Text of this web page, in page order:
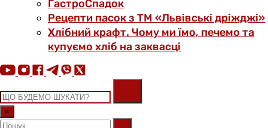
ГастроСпадок
Рецепти пасок з ТМ «Львівські дріжджі»
Хлібний крафт. Чому ми їмо, печемо та
купуємо хліб на заквасці
×